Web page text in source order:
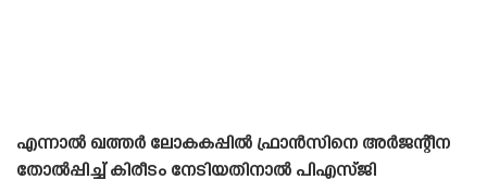
എന്നാൽ ഖത്തർ ലോകകപ്പിൽ ഫ്രാൻസിനെ അർജന്റീന
തോൽപ്പിച്ച് കിരീടം നേടിയതിനാൽ പിഎസ്‌ജി